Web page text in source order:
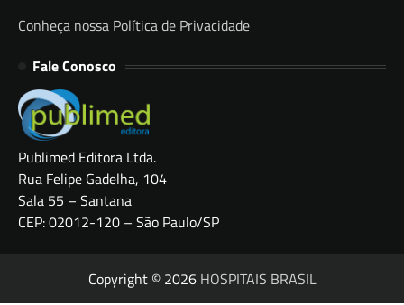
Conheça nossa Política de Privacidade
Fale Conosco
Publimed Editora Ltda.
Rua Felipe Gadelha, 104
Sala 55 – Santana
CEP: 02012-120 – São Paulo/SP
Copyright © 2026 HOSPITAIS BRASIL